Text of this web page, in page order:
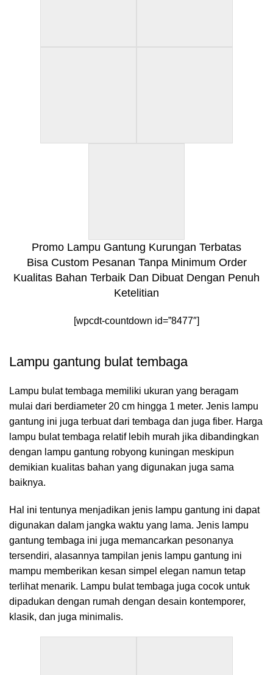
Promo Lampu Gantung Kurungan Terbatas
Bisa Custom Pesanan Tanpa Minimum Order
Kualitas Bahan Terbaik Dan Dibuat Dengan Penuh
Ketelitian
[wpcdt-countdown id=”8477″]
Lampu gantung bulat tembaga
Lampu bulat tembaga memiliki ukuran yang beragam
mulai dari berdiameter 20 cm hingga 1 meter. Jenis lampu
gantung ini juga terbuat dari tembaga dan juga fiber. Harga
lampu bulat tembaga relatif lebih murah jika dibandingkan
dengan lampu gantung robyong kuningan meskipun
demikian kualitas bahan yang digunakan juga sama
baiknya.
Hal ini tentunya menjadikan jenis lampu gantung ini dapat
digunakan dalam jangka waktu yang lama. Jenis lampu
gantung tembaga ini juga memancarkan pesonanya
tersendiri, alasannya tampilan jenis lampu gantung ini
mampu memberikan kesan simpel elegan namun tetap
terlihat menarik. Lampu bulat tembaga juga cocok untuk
dipadukan dengan rumah dengan desain kontemporer,
klasik, dan juga minimalis.